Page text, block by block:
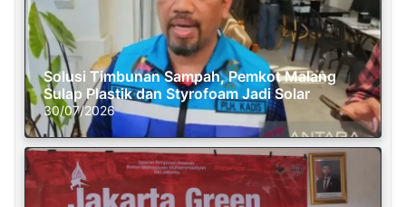
Solusi Timbunan Sampah, Pemkot Malang
Sulap Plastik dan Styrofoam Jadi Solar
30/07/2026